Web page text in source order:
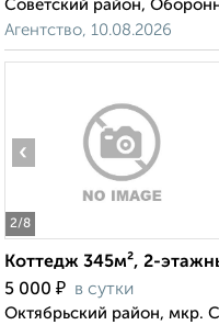
Советский район,
Агентство, 10.08.2026
2/8
‹
Коттедж 345м², 2-
5 000 ₽ в сутки
Октябрьский район, мкр.